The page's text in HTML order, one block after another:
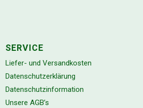
SERVICE
Liefer- und Versandkosten
Datenschutzerklärung
Datenschutzinformation
Unsere AGB’s